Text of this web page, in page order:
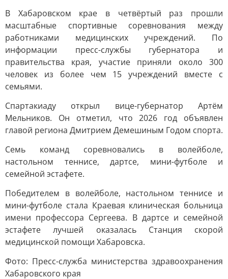
В Хабаровском крае в четвёртый раз прошли
масштабные спортивные соревнования между
работниками медицинских учреждений. По
информации пресс-службы губернатора и
правительства края, участие приняли около 300
человек из более чем 15 учреждений вместе с
семьями.
Спартакиаду открыл вице-губернатор Артём
Мельников. Он отметил, что 2026 год объявлен
главой региона Дмитрием Демешиным Годом спорта.
Семь команд соревновались в волейболе,
настольном теннисе, дартсе, мини-футболе и
семейной эстафете.
Победителем в волейболе, настольном теннисе и
мини-футболе стала Краевая клиническая больница
имени профессора Сергеева. В дартсе и семейной
эстафете лучшей оказалась Станция скорой
медицинской помощи Хабаровска.
Фото: Пресс-служба министерства здравоохранения
Хабаровского края